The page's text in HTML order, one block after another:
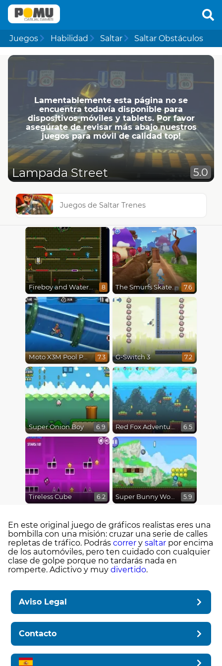
Juegos Habilidad Saltar Saltar Obstáculos
Lamentablemente esta página no se
encuentra todavía disponible para
dispositivos móviles y tablets. Por favor
asegúrate de revisar más abajo nuestros
juegos para móvil de calidad top!
Lampada Street 5.0
Juegos de Saltar Trenes
Fireboy and Watergirl 5 : Elements 8 The Smurfs Skate Rush 7.6
Moto X3M Pool Party 7.3 G-Switch 3 7.2
Super Onion Boy 6.9 Red Fox Adventure 6.5
Tireless Cube 6.2 Super Bunny World 5.9
En este original juego de gráficos realistas eres una
bombilla con una misión: cruzar una serie de calles
repletas de tráfico. Podrás correr y saltar por encima
de los automóviles, pero ten cuidado con cualquier
clase de golpe porque no tardarás nada en
romperte. Adictivo y muy divertido.
Aviso Legal
Contacto